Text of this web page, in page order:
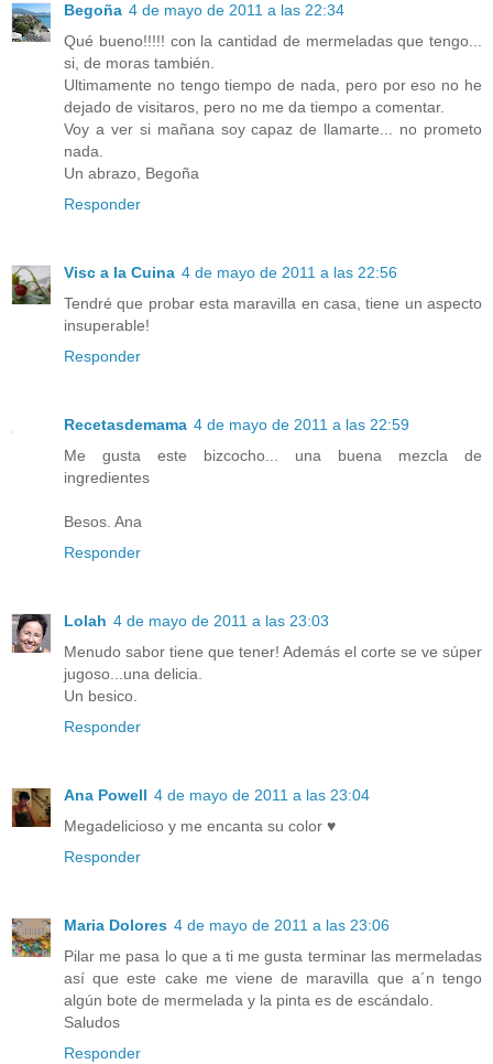
Begoña 4 de mayo de 2011 a las 22:34
Qué bueno!!!!! con la cantidad de mermeladas que tengo...
si, de moras también.
Ultimamente no tengo tiempo de nada, pero por eso no he
dejado de visitaros, pero no me da tiempo a comentar.
Voy a ver si mañana soy capaz de llamarte... no prometo
nada.
Un abrazo, Begoña
Responder
Visc a la Cuina 4 de mayo de 2011 a las 22:56
Tendré que probar esta maravilla en casa, tiene un aspecto
insuperable!
Responder
Recetasdemama 4 de mayo de 2011 a las 22:59
Me gusta este bizcocho... una buena mezcla de
ingredientes
Besos. Ana
Responder
Lolah 4 de mayo de 2011 a las 23:03
Menudo sabor tiene que tener! Además el corte se ve súper
jugoso...una delicia.
Un besico.
Responder
Ana Powell 4 de mayo de 2011 a las 23:04
Megadelicioso y me encanta su color ♥
Responder
Maria Dolores 4 de mayo de 2011 a las 23:06
Pilar me pasa lo que a ti me gusta terminar las mermeladas
así que este cake me viene de maravilla que a´n tengo
algún bote de mermelada y la pinta es de escándalo.
Saludos
Responder